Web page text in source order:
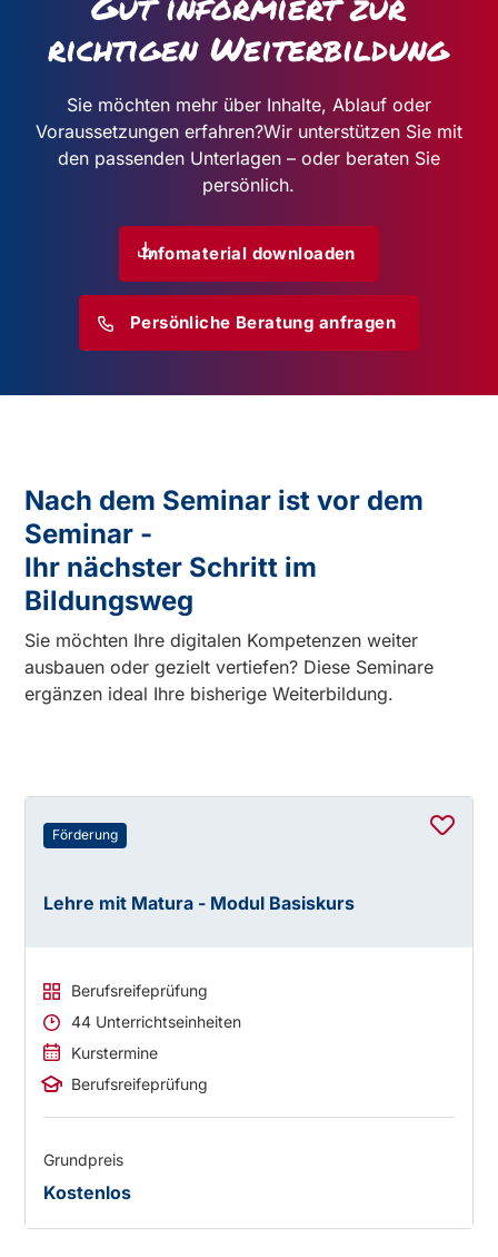
richtigen Weiterbildung
Sie möchten mehr über Inhalte, Ablauf oder
Voraussetzungen erfahren?Wir unterstützen Sie mit
den passenden Unterlagen – oder beraten Sie
persönlich.
Infomaterial downloaden
Persönliche Beratung anfragen
Nach dem Seminar ist vor dem
Seminar -
Ihr nächster Schritt im
Bildungsweg
Sie möchten Ihre digitalen Kompetenzen weiter
ausbauen oder gezielt vertiefen? Diese Seminare
ergänzen ideal Ihre bisherige Weiterbildung.
Förderung
Lehre mit Matura - Modul Basiskurs
Berufsreifeprüfung
44 Unterrichtseinheiten
Kurstermine
Berufsreifeprüfung
Grundpreis
Kostenlos